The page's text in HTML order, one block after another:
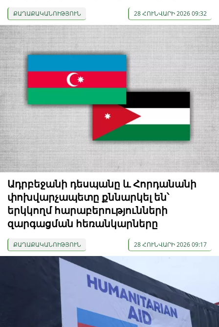
ՔԱՂԱՔԱԿԱՆՈՒԹՅՈՒՆ 28 ՀՈՒՆՎԱՐԻ 2026 09:32
Ադրբեջանի դեսպանը և Հորդանանի
փոխվարչապետը քննարկել են՝
երկկողմ հարաբերությունների
զարգացման հեռանկարները
ՔԱՂԱՔԱԿԱՆՈՒԹՅՈՒՆ 28 ՀՈՒՆՎԱՐԻ 2026 09:17